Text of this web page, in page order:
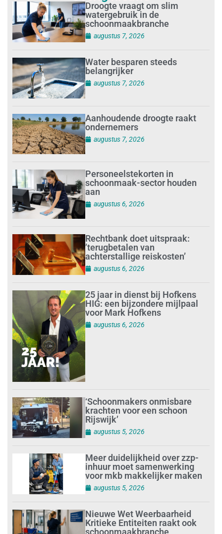
Droogte vraagt om slim
watergebruik in de
schoonmaakbranche
augustus 7, 2026
Water besparen steeds
belangrijker
augustus 7, 2026
Aanhoudende droogte raakt
ondernemers
augustus 7, 2026
Personeelstekorten in
schoonmaak-sector houden
aan
augustus 6, 2026
Rechtbank doet uitspraak:
’terugbetalen van
achterstallige reiskosten’
augustus 6, 2026
25 jaar in dienst bij Hofkens
HIG: een bijzondere mijlpaal
voor Mark Hofkens
augustus 6, 2026
‘Schoonmakers onmisbare
krachten voor een schoon
Rijswijk’
augustus 5, 2026
Meer duidelijkheid over zzp-
inhuur moet samenwerking
voor mkb makkelijker maken
augustus 5, 2026
Nieuwe Wet Weerbaarheid
Kritieke Entiteiten raakt ook
schoonmaakbranche